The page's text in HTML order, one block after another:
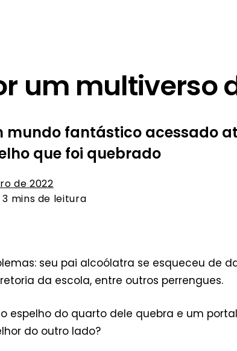
um multiverso
mundo fantástico acessado
que foi quebrado
de 2022
mins de leitura
seu pai alcoólatra se esqueceu de
da escola, entre outros perrengues.
do quarto dele quebra e um
do outro lado?